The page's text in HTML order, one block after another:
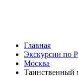
Главная
Экскурсии по
Москва
Таинственный